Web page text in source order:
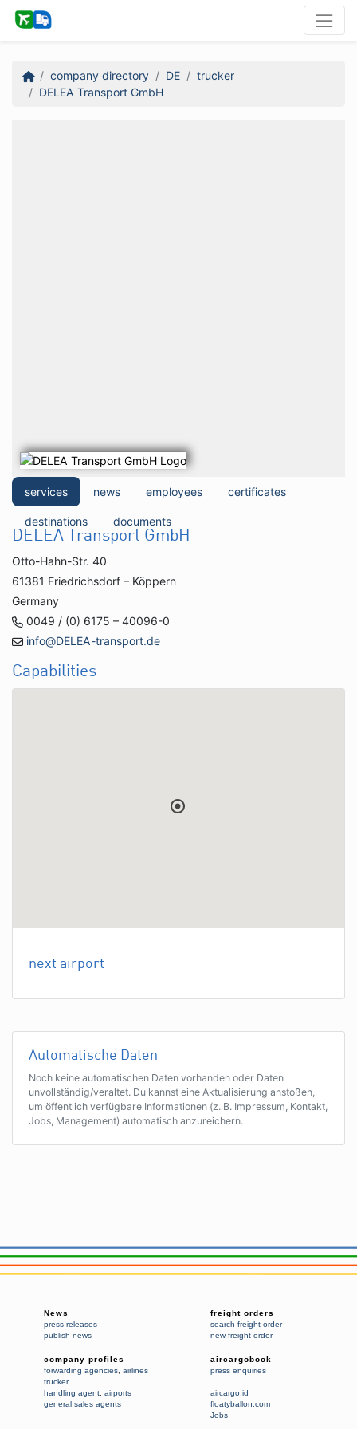
company directory DE
trucker
DELEA Transport GmbH
services news employees certificates
destinations documents
DELEA Transport GmbH
Otto-Hahn-Str. 40
61381 Friedrichsdorf – Köppern
Germany
0049 / (0) 6175 – 40096-0
info@DELEA-transport.de
Capabilities
next airport
Automatische Daten
Noch keine automatischen Daten vorhanden oder Daten
unvollständig/veraltet. Du kannst eine Aktualisierung anstoßen,
um öffentlich verfügbare Informationen (z. B. Impressum, Kontakt,
Jobs, Management) automatisch anzureichern.
News
press releases
publish news
freight orders
search freight order
new freight order
company profiles
forwarding agencies airlines
trucker
handling agent airports
general sales agents
aircargobook
press enquiries
aircargo.id
floatyballon.com
Jobs